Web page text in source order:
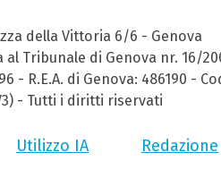
della Vittoria 6/6 - Genova
Tribunale di Genova nr. 16/
R.E.A. di Genova: 486190 -
- Tutti i diritti riservati
Utilizzo IA Redazione